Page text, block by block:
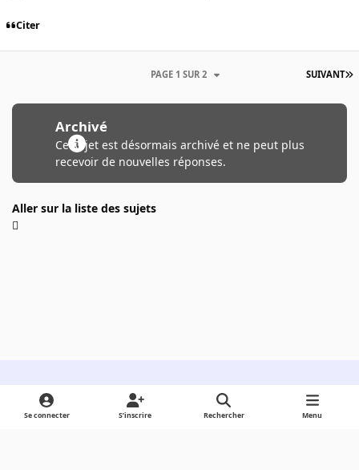
Citer
SUIVANT
PAGE 1 SUR 2
Archivé
Ce sujet est désormais archivé et ne peut plus
recevoir de nouvelles réponses.
Aller sur la liste des sujets
Light ModeDark ModeSystem Preference
Se connecter S’inscrire Rechercher Menu